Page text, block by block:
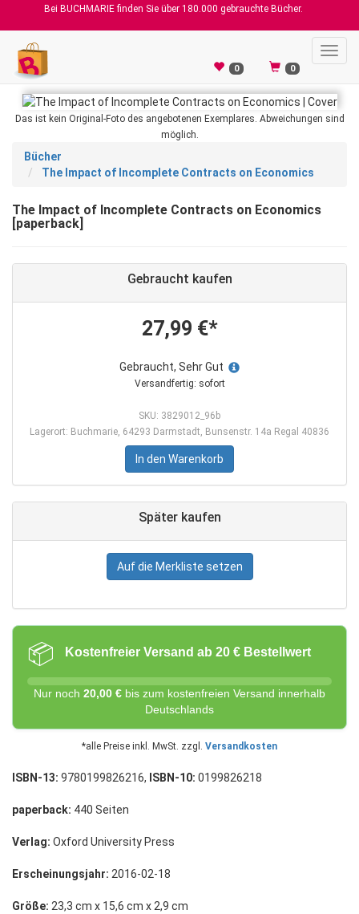
Bei BUCHMARIE finden Sie über 180.000 gebrauchte Bücher.
0 0
Das ist kein Original-Foto des angebotenen Exemplares. Abweichungen sind
möglich.
Bücher
The Impact of Incomplete Contracts on Economics
The Impact of Incomplete Contracts on Economics
[paperback]
Gebraucht kaufen
27,99 €*
Gebraucht, Sehr Gut
Versandfertig: sofort
SKU: 3829012_96b
Lagerort: Buchmarie, 64293 Darmstadt, Bunsenstr. 14a Regal 40836
In den Warenkorb
Später kaufen
Auf die Merkliste setzen
📦 Kostenfreier Versand ab 20 € Bestellwert
Nur noch 20,00 € bis zum kostenfreien Versand innerhalb
Deutschlands
*alle Preise inkl. MwSt. zzgl. Versandkosten
ISBN-13: 9780199826216, ISBN-10: 0199826218
paperback: 440 Seiten
Verlag: Oxford University Press
Erscheinungsjahr: 2016-02-18
Größe: 23,3 cm x 15,6 cm x 2,9 cm